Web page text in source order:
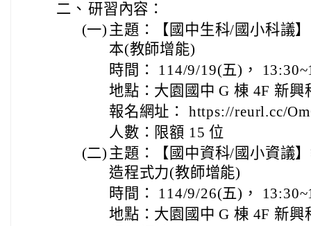
二、 研習內容：
(一) 主題：【國中生科/國小科議
本(教師增能)
時間： 114/9/19(五)，
地點：大園國中 G 棟 4F 新興
報名網址： https://reurl.cc/
人數：限額 15 位
(二) 主題：【國中資科/國小資議
造程式力(教師增能)
時間： 114/9/26(五)，
地點：大園國中 G 棟 4F 新興